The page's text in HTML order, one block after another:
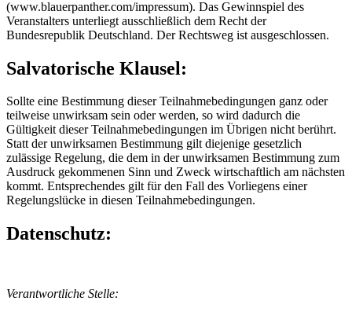
(www.blauerpanther.com/impressum). Das Gewinnspiel des
Veranstalters unterliegt ausschließlich dem Recht der
Bundesrepublik Deutschland. Der Rechtsweg ist ausgeschlossen.
Salvatorische Klausel:
Sollte eine Bestimmung dieser Teilnahmebedingungen ganz oder
teilweise unwirksam sein oder werden, so wird dadurch die
Gültigkeit dieser Teilnahmebedingungen im Übrigen nicht berührt.
Statt der unwirksamen Bestimmung gilt diejenige gesetzlich
zulässige Regelung, die dem in der unwirksamen Bestimmung zum
Ausdruck gekommenen Sinn und Zweck wirtschaftlich am nächsten
kommt. Entsprechendes gilt für den Fall des Vorliegens einer
Regelungslücke in diesen Teilnahmebedingungen.
Datenschutz:
Verantwortliche Stelle: